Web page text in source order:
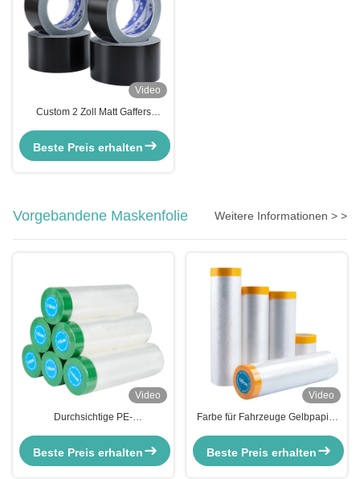
Video
Custom 2 Zoll Matt Gaffers
Kartonversiegelung
Beste Preis erhalten
Vorgebandene Maskenfolie Weitere Informationen > >
Video
Durchsichtige PE-
Kunststoffschutzfarbe für
Beste Preis erhalten
Video
Farbe für Fahrzeuge Gelbpapier
Autofarbe Transparent
Beste Preis erhalten